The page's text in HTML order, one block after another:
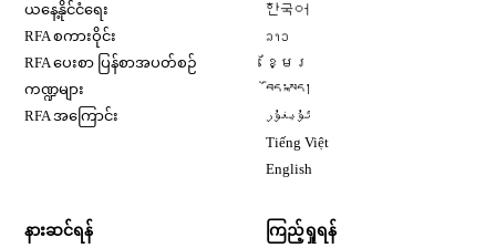
ယနေ့နိုင်ငံရေး
RFA စကားဝိုင်း
RFA ပေးစာ ပြန်စာအပတ်စဉ်
ကဏ္ဍများ
RFA အကြောင်း
한국어
ລາວ
ខ្មែរ
བོད་སྐད།
ئۇيغۇر
Tiếng Việt
English
နားဆင်ရန်
ကြည့်ရှုရန်